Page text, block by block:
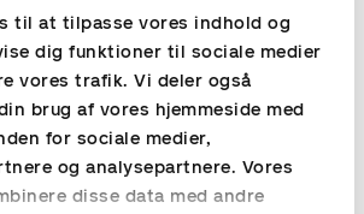
til at tilpasse vores indhold og
dig funktioner til sociale medier
vores trafik. Vi deler også
brug af vores hjemmeside med
for sociale medier,
og analysepartnere. Vores
disse data med andre
til den manuelle håndtering af
udlæg. Vores estimat er, at